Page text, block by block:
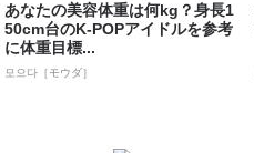
あなたの美容体重は何kg？身長1
50cm台のK-POPアイドルを参考
に体重目標...
모으다［モウダ］